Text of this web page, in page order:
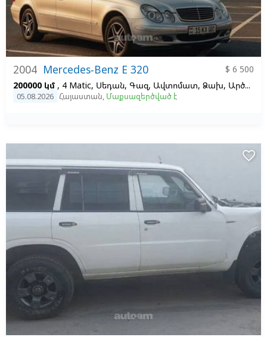
2004 Mercedes-Benz E 320
$ 6 500
200000 կմ , 4 Matic, Սեդան, Գազ, Ավտոմատ, Ձախ, Արծաթագույն,
05.08.2026 Հայաստան, Մաքսազերծված է
favorite_border